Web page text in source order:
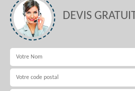
DEVIS GRATUIT